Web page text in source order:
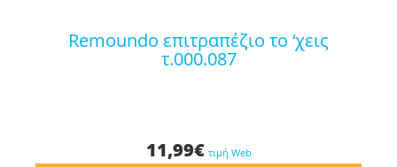
remoundo επιτραπέζιο το ‘χεις
τ.000.087
11,99€ τιμή Web